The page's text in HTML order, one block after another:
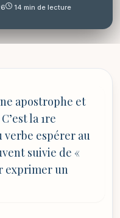
14 min de lecture
apostrophe et
la 1re
espérer au
suivie de «
exprimer un